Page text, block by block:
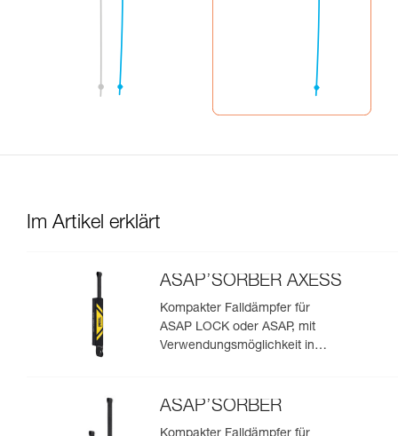
Im Artikel erklärt
ASAP’SORBER AXESS
Kompakter Falldämpfer für
ASAP LOCK oder ASAP, mit
Verwendungsmöglichkeit in
ASAP’SORBER